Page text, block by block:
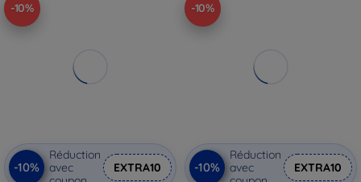
-10%
-10%
Réduction
avec
EXTRA10
-10%
-10%
Réduction
avec
EXTRA10